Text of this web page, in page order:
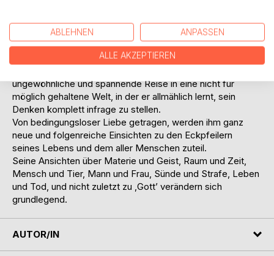
Ganz unerwartet sieht sich Christian mit heftigen
Problemen konfrontiert.
Durch einen schweren Schicksalsschlag, der seine eigene
ungewöhnliche und spannende Reise in eine nicht für
möglich gehaltene Welt, in der er allmählich lernt, sein
Denken komplett infrage zu stellen.
Von bedingungsloser Liebe getragen, werden ihm ganz
neue und folgenreiche Einsichten zu den Eckpfeilern
seines Lebens und dem aller Menschen zuteil.
Seine Ansichten über Materie und Geist, Raum und Zeit,
Mensch und Tier, Mann und Frau, Sünde und Strafe, Leben
und Tod, und nicht zuletzt zu ‚Gott’ verändern sich
grundlegend.
AUTOR/IN
ABLEHNEN ANPASSEN
ALLE AKZEPTIEREN